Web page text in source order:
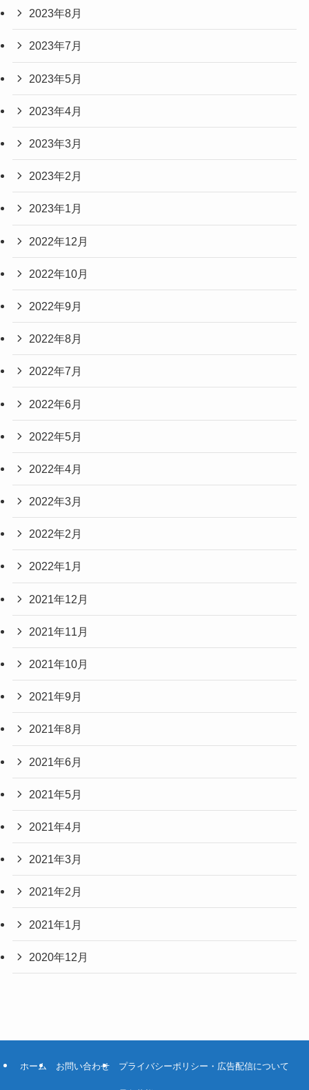
2023年8月
2023年7月
2023年5月
2023年4月
2023年3月
2023年2月
2023年1月
2022年12月
2022年10月
2022年9月
2022年8月
2022年7月
2022年6月
2022年5月
2022年4月
2022年3月
2022年2月
2022年1月
2021年12月
2021年11月
2021年10月
2021年9月
2021年8月
2021年6月
2021年5月
2021年4月
2021年3月
2021年2月
2021年1月
2020年12月
ホーム お問い合わせ プライバシーポリシー・広告配信について